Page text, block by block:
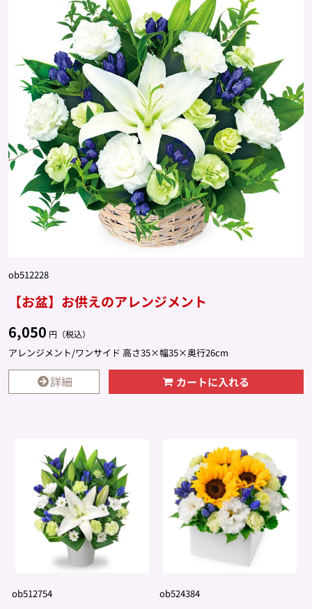
ob512228
【お盆】お供えのアレンジメント
6,050 円（税込）
アレンジメント/ワンサイド 高さ35×幅35×奥行26cm
詳細 カートに入れる
ob512754 ob524384